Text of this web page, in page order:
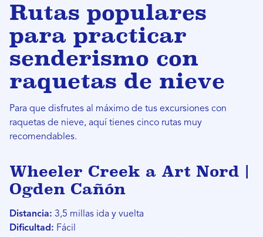
Rutas populares
para practicar
senderismo con
raquetas de nieve
Para que disfrutes al máximo de tus excursiones con
raquetas de nieve, aquí tienes cinco rutas muy
recomendables.
Wheeler Creek a Art Nord |
Ogden Cañón
Distancia: 3,5 millas ida y vuelta
Dificultad: Fácil